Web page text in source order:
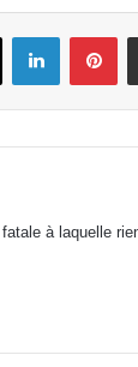
X Linkedin
à laquelle